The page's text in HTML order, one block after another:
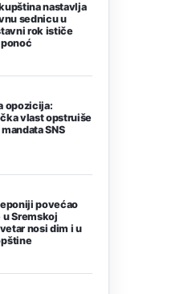
nastavlja
sednicu u
rok ističe
opozicija:
vlast opstruiše
SNS
povećao
u Sremskoj
nosi dim i u